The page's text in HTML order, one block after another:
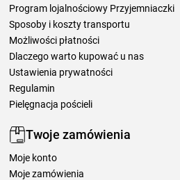
Program lojalnościowy Przyjemniaczki
Sposoby i koszty transportu
Możliwości płatności
Dlaczego warto kupować u nas
Ustawienia prywatności
Regulamin
Pielęgnacja pościeli
Twoje zamówienia
Moje konto
Moje zamówienia